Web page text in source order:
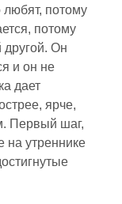
любят, потому
потому
другой. Он
и он не
дает
ярче,
Первый шаг,
на утреннике